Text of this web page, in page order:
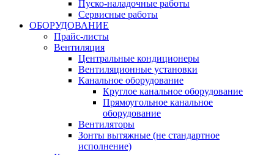
Пуско-наладочные работы
Сервисные работы
ОБОРУДОВАНИЕ
Прайс-листы
Вентиляция
Центральные кондиционеры
Вентиляционные установки
Канальное оборудование
Круглое канальное оборудование
Прямоугольное канальное
оборудование
Вентиляторы
Зонты вытяжные (не стандартное
исполнение)